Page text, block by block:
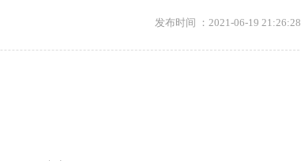
发布时间 ：2021-06-19 21:26:28